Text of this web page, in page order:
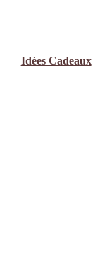
Idées Cadeaux